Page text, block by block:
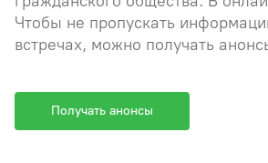
Чтобы не пропускать
встречах, можно получать
Получать анонсы